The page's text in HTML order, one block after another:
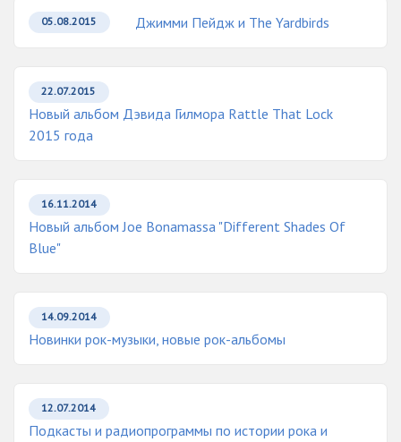
05.08.2015 Джимми Пейдж и The Yardbirds
22.07.2015
Новый альбом Дэвида Гилмора Rattle That Lock
2015 года
16.11.2014
Новый альбом Joe Bonamassa "Different Shades Of
Blue"
14.09.2014
Новинки рок-музыки, новые рок-альбомы
12.07.2014
Подкасты и радиопрограммы по истории рока и